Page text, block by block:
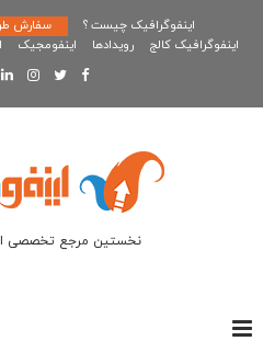
اینفوگرافیک چیست ؟ سفارش
اینفوگرافیک کالج
رویدادها اینفومجیک
نخستین مرجع تخصصی